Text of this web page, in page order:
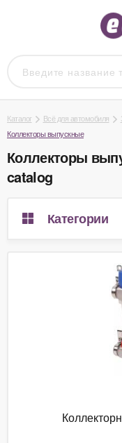
Каталог Всё для автомобиля
Коллекторы выпускные
Коллекторы
catalog
Категории